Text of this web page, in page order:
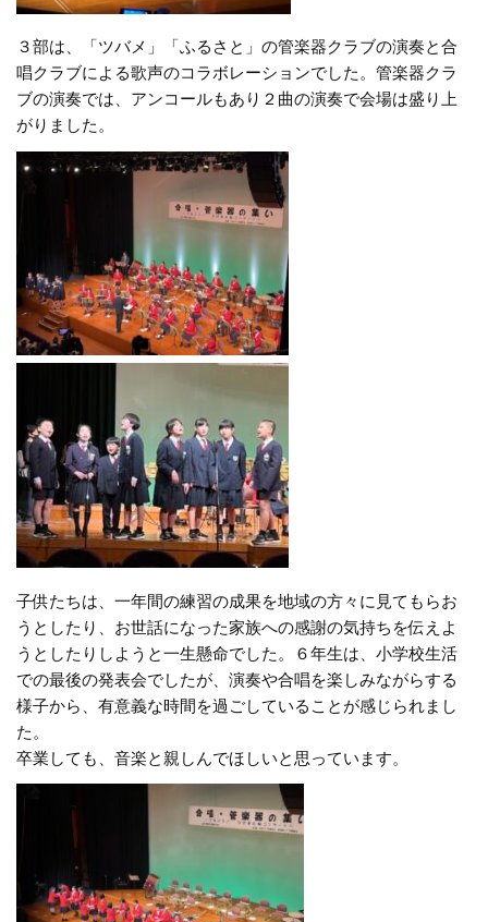
３部は、「ツバメ」「ふるさと」の管楽器クラブの演奏と合
唱クラブによる歌声のコラボレーションでした。管楽器クラ
ブの演奏では、アンコールもあり２曲の演奏で会場は盛り上
がりました。
子供たちは、一年間の練習の成果を地域の方々に見てもらお
うとしたり、お世話になった家族への感謝の気持ちを伝えよ
うとしたりしようと一生懸命でした。６年生は、小学校生活
での最後の発表会でしたが、演奏や合唱を楽しみながらする
様子から、有意義な時間を過ごしていることが感じられまし
た。
卒業しても、音楽と親しんでほしいと思っています。